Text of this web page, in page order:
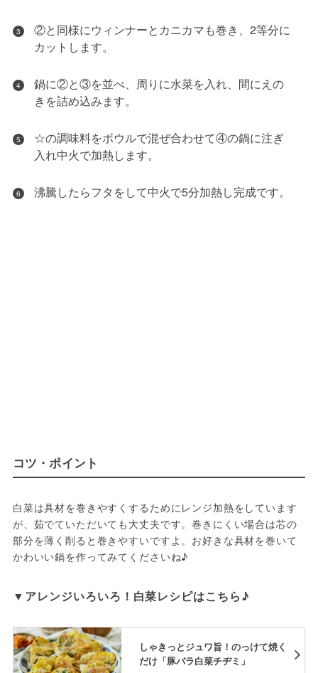
3
②と同様にウィンナーとカニカマも巻き、2等分に
カットします。
4
鍋に②と③を並べ、周りに水菜を入れ、間にえの
きを詰め込みます。
5
☆の調味料をボウルで混ぜ合わせて④の鍋に注ぎ
入れ中火で加熱します。
6 沸騰したらフタをして中火で5分加熱し完成です。
コツ・ポイント
白菜は具材を巻きやすくするためにレンジ加熱をしています
が、茹でていただいても大丈夫です。巻きにくい場合は芯の
部分を薄く削ると巻きやすいですよ。お好きな具材を巻いて
かわいい鍋を作ってみてくださいね♪
しゃきっとジュワ旨！のっけて焼く
だけ「豚バラ白菜チヂミ」